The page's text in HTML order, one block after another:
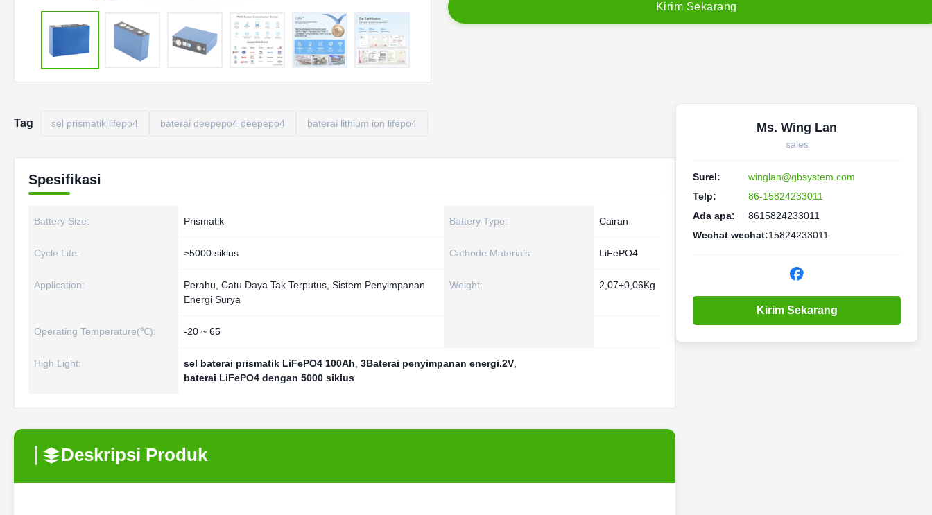
Kirim Sekarang
Tag sel prismatik lifepo4 baterai deepepo4 deepepo4 baterai lithium ion lifepo4
Spesifikasi
Battery Size: Prismatik Battery Type: Cairan
Cycle Life: ≥5000 siklus Cathode Materials: LiFePO4
Application:
Perahu, Catu Daya Tak Terputus, Sistem Penyimpanan
Energi Surya
Weight: 2,07±0,06Kg
Operating Temperature(℃): -20 ~ 65
High Light: sel baterai prismatik LiFePO4 100Ah 3Baterai penyimpanan energi.2V
baterai LiFePO4 dengan 5000 siklus
Deskripsi Produk
Ms. Wing Lan
sales
Surel:
winglan@gbsystem.com
Telp:
86-15824233011
Ada apa:
8615824233011
Wechat wechat:15824233011
Kirim Sekarang